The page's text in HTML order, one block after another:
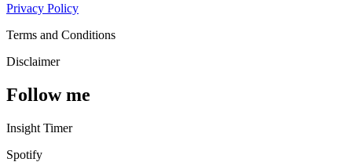
Privacy Policy
Terms and Conditions
Disclaimer
Follow me
Insight Timer
Spotify